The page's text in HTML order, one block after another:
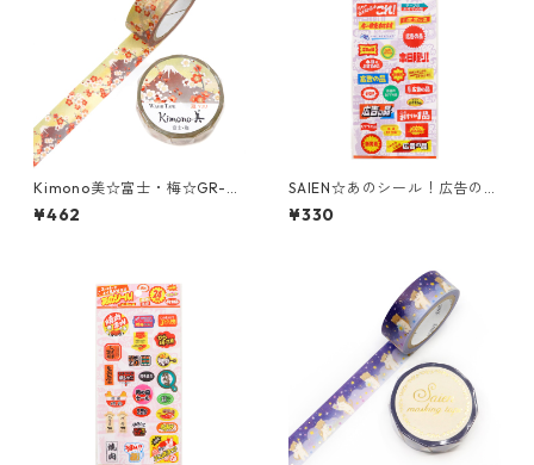
Kimono美☆富士・梅☆GR-2
069☆金箔☆マスキングテー
プ
¥462
SAIEN☆あのシール！広告の品
☆透明シール☆(J327)
¥330